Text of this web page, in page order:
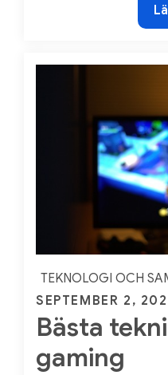
TEKNOLOGI OCH
Posted
on
SEPTEMBER 2,
Bästa
gaming